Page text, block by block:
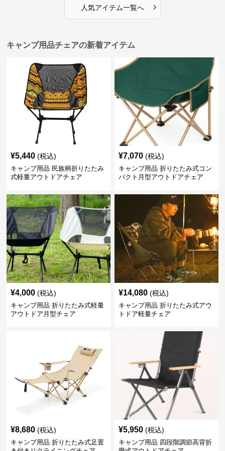
人気アイテム一覧へ ›
キャンプ用品チェアの新着アイテム
¥5,440 (税込)
キャンプ用品 民族柄折りたたみ
式軽量アウトドアチェア
¥7,070 (税込)
キャンプ用品 折りたたみ式コン
パクト月型アウトドアチェア
¥4,000 (税込)
キャンプ用品 折りたたみ式軽量
アウトドア月型チェア
¥14,080 (税込)
キャンプ用品 折りたたみ式アウ
トドア軽量チェア
¥8,680 (税込)
キャンプ用品 折りたたみ式足置
¥5,950 (税込)
キャンプ用品 四段階調節高背折